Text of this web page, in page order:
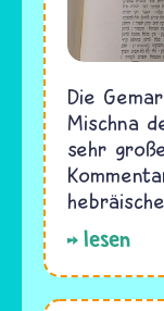
Die
Mischna
sehr
lesen